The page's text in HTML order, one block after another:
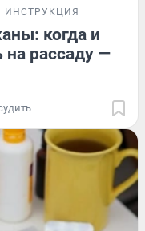
ИНСТРУКЦИЯ
когда и
на рассаду —